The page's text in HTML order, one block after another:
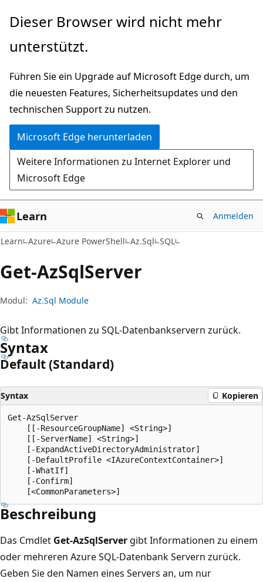
Zu
wechseln
Zur
springen
Dieser Browser wird nicht mehr
unterstützt.
Führen Sie ein Upgrade auf Microsoft Edge durch, um
die neuesten Features, Sicherheitsupdates und den
technischen Support zu nutzen.
Microsoft Edge herunterladen
Weitere Informationen zu Internet Explorer und
Microsoft Edge
Learn Anmelden
Learn Azure Azure PowerShell Az.Sql SQL
Get-AzSqlServer
Modul: Az.Sql Module
Gibt Informationen zu SQL-Datenbankservern zurück.
Syntax
Default (Standard)
Syntax Kopieren
Get-AzSqlServer
    [[-ResourceGroupName] <String>]
    [[-ServerName] <String>]
    [-ExpandActiveDirectoryAdministrator]
    [-DefaultProfile <IAzureContextContainer>]
    [-WhatIf]
    [-Confirm]
Beschreibung
Das Cmdlet Get-AzSqlServer gibt Informationen zu einem
oder mehreren Azure SQL-Datenbank Servern zurück.
Geben Sie den Namen eines Servers an, um nur